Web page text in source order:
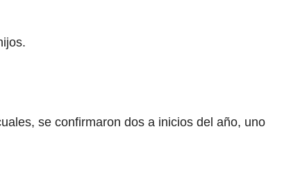
se confirmaron dos a inicios del año, uno